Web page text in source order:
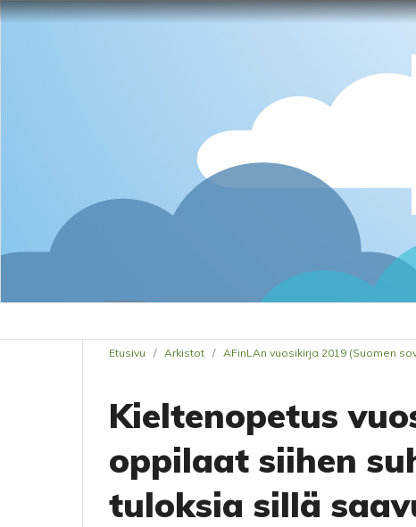
Etusivu / Arkistot / AFinLAn vuosikirja 2019 (Suomen
Kieltenopetus
oppilaat siihen
tuloksia sillä